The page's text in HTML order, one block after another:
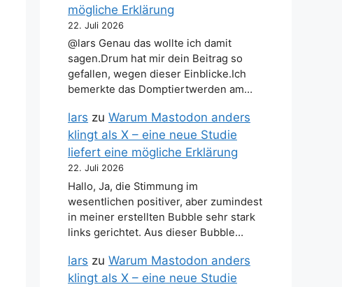
mögliche Erklärung
22. Juli 2026
@lars Genau das wollte ich damit
sagen.Drum hat mir dein Beitrag so
gefallen, wegen dieser Einblicke.Ich
bemerkte das Domptiertwerden am…
lars zu Warum Mastodon anders
klingt als X – eine neue Studie
liefert eine mögliche Erklärung
22. Juli 2026
Hallo, Ja, die Stimmung im
wesentlichen positiver, aber zumindest
in meiner erstellten Bubble sehr stark
links gerichtet. Aus dieser Bubble…
lars zu Warum Mastodon anders
klingt als X – eine neue Studie